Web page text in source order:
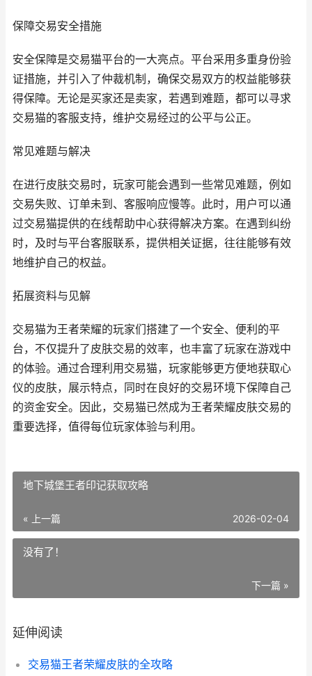
保障交易安全措施
安全保障是交易猫平台的一大亮点。平台采用多重身份验
证措施，并引入了仲裁机制，确保交易双方的权益能够获
得保障。无论是买家还是卖家，若遇到难题，都可以寻求
交易猫的客服支持，维护交易经过的公平与公正。
常见难题与解决
在进行皮肤交易时，玩家可能会遇到一些常见难题，例如
交易失败、订单未到、客服响应慢等。此时，用户可以通
过交易猫提供的在线帮助中心获得解决方案。在遇到纠纷
时，及时与平台客服联系，提供相关证据，往往能够有效
地维护自己的权益。
拓展资料与见解
交易猫为王者荣耀的玩家们搭建了一个安全、便利的平
台，不仅提升了皮肤交易的效率，也丰富了玩家在游戏中
的体验。通过合理利用交易猫，玩家能够更方便地获取心
仪的皮肤，展示特点，同时在良好的交易环境下保障自己
的资金安全。因此，交易猫已然成为王者荣耀皮肤交易的
重要选择，值得每位玩家体验与利用。
地下城堡王者印记获取攻略
« 上一篇 2026-02-04
没有了！
下一篇 »
延伸阅读
交易猫王者荣耀皮肤的全攻略